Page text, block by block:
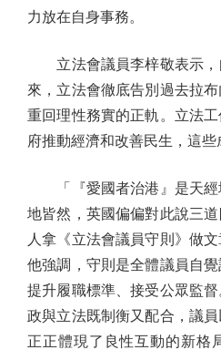
力放在自身事務。
立法會議員李梓敬表示，
來，立法會徹底告別過去拉
重回理性務實的正軌。立法
府推動經濟和改善民生，這些
「『愛國者治港』是天經
地皆然，英國偏偏對此說三
人拿《立法會議員守則》做
他強調，守則是全體議員自
提升履職標準、接受公眾監
政與立法既制衡又配合，議
正正體現了良性互動的新格